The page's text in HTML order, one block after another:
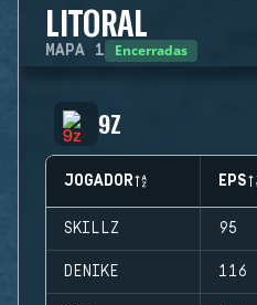
LITORAL
MAPA 1 Encerradas
9Z
JOGADOR EPS
SKILLZ 95
DENIKE 116